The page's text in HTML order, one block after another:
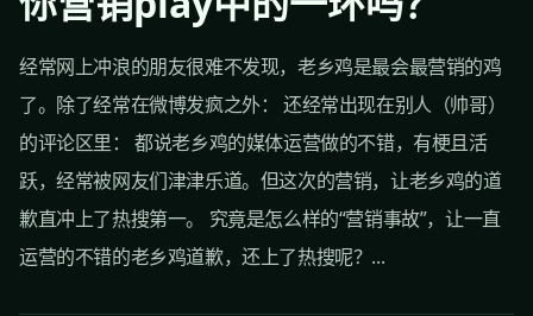
经常网上冲浪的朋友很难不发现，老乡鸡是最会最营销的鸡
了。除了经常在微博发疯之外： 还经常出现在别人（帅哥）
的评论区里： 都说老乡鸡的媒体运营做的不错，有梗且活
跃，经常被网友们津津乐道。但这次的营销，让老乡鸡的道
歉直冲上了热搜第一。 究竟是怎么样的“营销事故”，让一直
运营的不错的老乡鸡道歉，还上了热搜呢？...